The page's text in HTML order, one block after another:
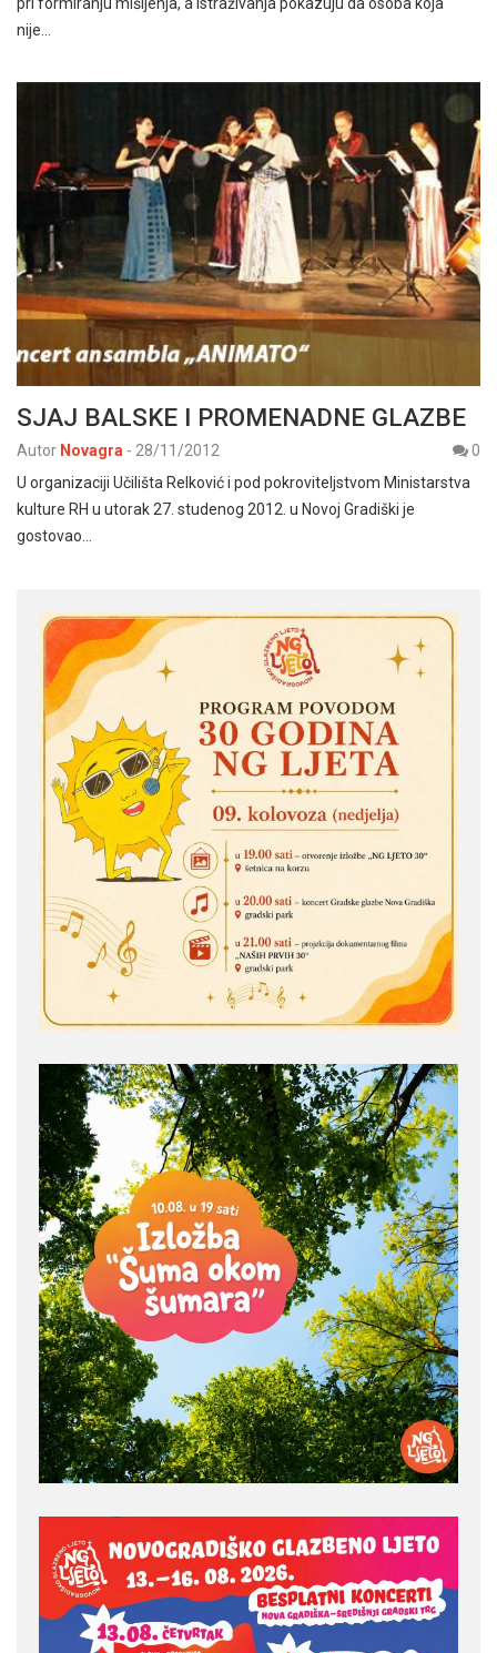
nije…
SJAJ BALSKE I PROMENADNE GLAZBE
Autor Novagra - 28/11/2012
0
U organizaciji Učilišta Relković i pod pokroviteljstvom Ministarstva
kulture RH u utorak 27. studenog 2012. u Novoj Gradiški je
gostovao…